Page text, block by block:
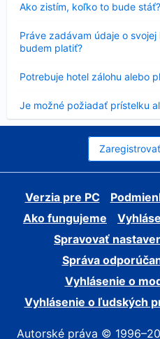
Ako zistím, koľko to bude stáť?
sa
Práve zadávam údaje o
budem platiť?
sa
Potrebuje hotel zálohu alebo
sa
Je možné požiadať prístelku
sa
Verzia pre PC
Ako fungujeme
Spravovať
Správa
Vyhlásenie o
Vyhlásenie o ľudských
Autorské práva ©